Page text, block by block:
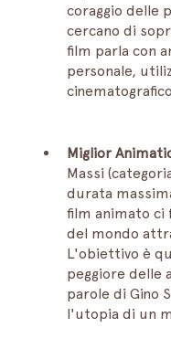
coraggio delle
cercano di
film parla con
personale,
Miglior
Massi
durata
film animato ci
del mondo
L'obiettivo è
peggiore delle
parole di Gino
l'utopia di un